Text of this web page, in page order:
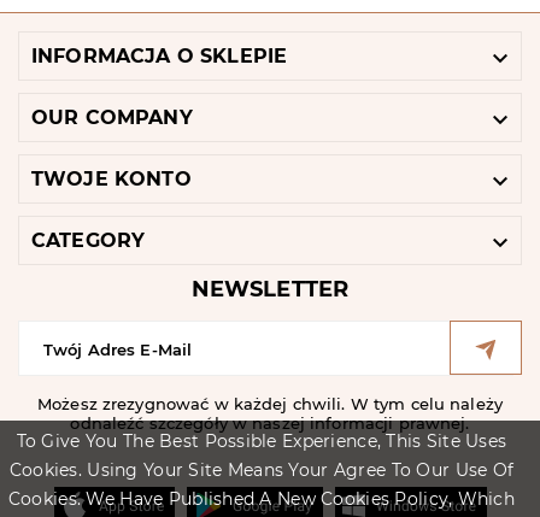
To Give You The Best Possible Experience, This Site Uses
Cookies. Using Your Site Means Your Agree To Our Use Of
Cookies. We Have Published A New Cookies Policy, Which
INFORMACJA O SKLEPIE 
OUR COMPANY 
TWOJE KONTO 
CATEGORY 
NEWSLETTER
Możesz zrezygnować w każdej chwili. W tym celu należy
odnaleźć szczegóły w naszej informacji prawnej.